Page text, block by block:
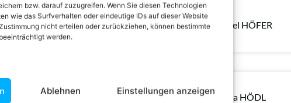
bzw. darauf zuzugreifen. Wenn Sie diesen Technologien
wie das Surfverhalten oder eindeutige IDs auf dieser Website
nicht erteilen oder zurückziehen, können bestimmte
werden.
Ablehnen Einstellungen anzeigen
Armin HÖFER Raphael HÖFER
HOFER Isabella HÖDL